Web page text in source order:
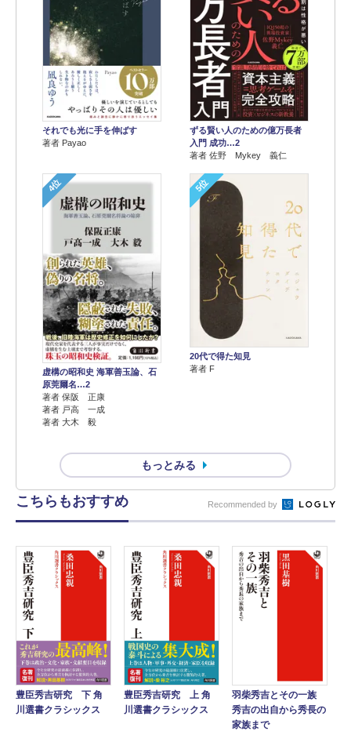
それでも光に手を伸ばす
著者 Payao
ずる賢い人のための億万長者
入門 成功…2
著者 佐野 Mykey 義仁
4位
虚構の昭和史 海軍善玉論、石
原莞爾名…2
著者 保阪 正康
著者 戸高 一成
著者 大木 毅
5位
20代で得た知見
著者 F
もっとみる
こちらもおすすめ Recommended by
豊臣秀吉研究 下 角
川選書クラシックス
豊臣秀吉研究 上 角
川選書クラシックス
羽柴秀吉とその一族
秀吉の出自から秀長の
家族まで